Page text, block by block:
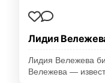
Лидия
Лидия Вележева
Вележева —